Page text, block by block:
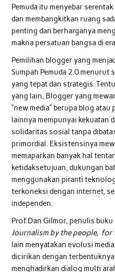
Pemuda itu menyebar
dan membangkitkan ruang
penting dan berharganya
makna persatuan bangsa di
Pemilihan blogger yang
Sumpah Pemuda 2.0 menurut
yang tepat dan strategis.
yang lain, Blogger yang
“new media” berupa blog
lainnya mempunyai kekuatan
solidaritas sosial tanpa
primordial. Eksistensinya
memaparkan banyak hal
ketidaksetujuan, dukungan
menggunakan piranti
terkoneksi dengan internet,
independen.
Prof.Dan Gilmor, penulis buku
Journalism by the people, for
lain menyatakan evolusi
dicirikan dengan
menghadirkan dialog multi